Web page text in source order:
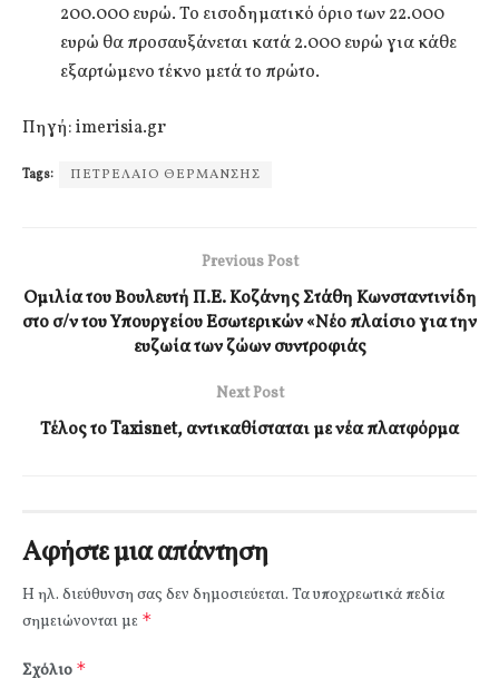
200.000 ευρώ. Το εισοδηματικό όριο των 22.000
ευρώ θα προσαυξάνεται κατά 2.000 ευρώ για κάθε
εξαρτώμενο τέκνο μετά το πρώτο.
Πηγή: imerisia.gr
Tags: ΠΕΤΡΕΛΑΙΟ ΘΕΡΜΑΝΣΗΣ
Previous Post
Ομιλία του Βουλευτή Π.Ε. Κοζάνης Στάθη Κωνσταντινίδη
στο σ/ν του Υπουργείου Εσωτερικών «Νέο πλαίσιο για την
ευζωία των ζώων συντροφιάς
Next Post
Τέλος το Taxisnet, αντικαθίσταται με νέα πλατφόρμα
Αφήστε μια απάντηση
Η ηλ. διεύθυνση σας δεν δημοσιεύεται. Τα υποχρεωτικά πεδία
σημειώνονται με *
Σχόλιο *